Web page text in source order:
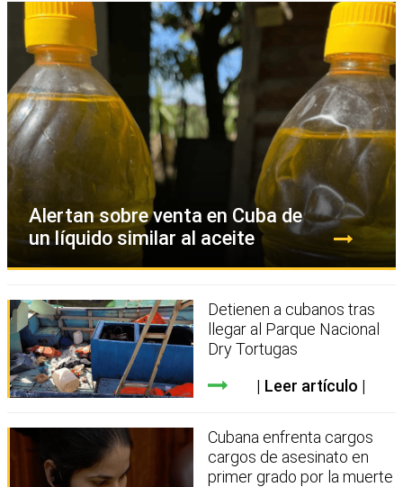
Alertan sobre venta en Cuba de
un líquido similar al aceite
Detienen a cubanos tras
llegar al Parque Nacional
Dry Tortugas
Leer artículo
Cubana enfrenta cargos
cargos de asesinato en
primer grado por la muerte